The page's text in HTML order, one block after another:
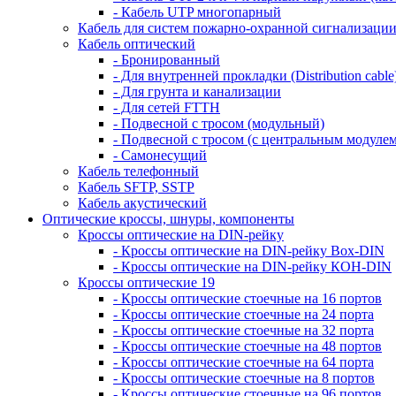
- Кабель UTP многопарный
Кабель для систем пожарно-охранной сигнализации
Кабель оптический
- Бронированный
- Для внутренней прокладки (Distribution
- Для грунта и канализации
- Для сетей FTTH
- Подвесной с тросом (модульный)
- Подвесной с тросом (с центральным
- Самонесущий
Кабель телефонный
Кабель SFTP, SSTP
Кабель акустический
Оптические кроссы, шнуры, компоненты
Кроссы оптические на DIN-рейку
- Кроссы оптические на DIN-рейку Box-DIN
- Кроссы оптические на DIN-рейку КОН-DIN
Кроссы оптические 19
- Кроссы оптические стоечные на 16 портов
- Кроссы оптические стоечные на 24 порта
- Кроссы оптические стоечные на 32 порта
- Кроссы оптические стоечные на 48 портов
- Кроссы оптические стоечные на 64 порта
- Кроссы оптические стоечные на 8 портов